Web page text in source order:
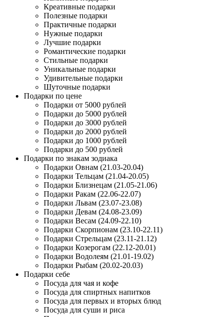
Креативные подарки
Полезные подарки
Практичные подарки
Нужные подарки
Лучшие подарки
Романтические подарки
Стильные подарки
Уникальные подарки
Удивительные подарки
Шуточные подарки
Подарки по цене
Подарки от 5000 рублей
Подарки до 5000 рублей
Подарки до 3000 рублей
Подарки до 2000 рублей
Подарки до 1000 рублей
Подарки до 500 рублей
Подарки по знакам зодиака
Подарки Овнам (21.03-20.04)
Подарки Тельцам (21.04-20.05)
Подарки Близнецам (21.05-21.06)
Подарки Ракам (22.06-22.07)
Подарки Львам (23.07-23.08)
Подарки Девам (24.08-23.09)
Подарки Весам (24.09-22.10)
Подарки Скорпионам (23.10-22.11)
Подарки Стрельцам (23.11-21.12)
Подарки Козерогам (22.12-20.01)
Подарки Водолеям (21.01-19.02)
Подарки Рыбам (20.02-20.03)
Подарки себе
Посуда для чая и кофе
Посуда для спиртных напитков
Посуда для первых и вторых блюд
Посуда для суши и риса